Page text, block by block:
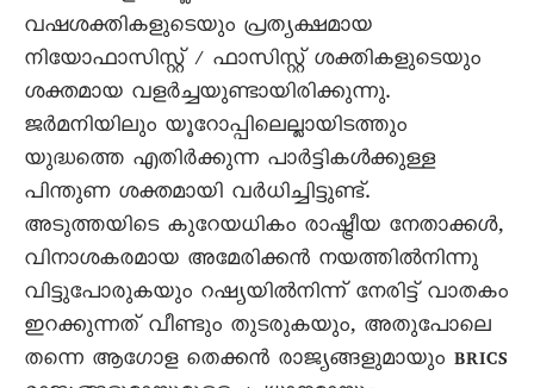
വഷശക്തികളുടെയും പ്രത്യക്ഷമായ
നിയോഫാസിസ്റ്റ് / ഫാസിസ്റ്റ് ശക്തികളുടെയും
ശക്തമായ വളർച്ചയുണ്ടായിരിക്കുന്നു.
ജർമനിയിലും യൂറോപ്പിലെല്ലായിടത്തും
യുദ്ധത്തെ എതിർക്കുന്ന പാർട്ടികൾക്കുള്ള
പിന്തുണ ശക്തമായി വർധിച്ചിട്ടുണ്ട്.
അടുത്തയിടെ കുറേയധികം രാഷ്ട്രീയ നേതാക്കൾ,
വിനാശകരമായ അമേരിക്കൻ നയത്തിൽനിന്നു
വിട്ടുപോരുകയും റഷ്യയിൽനിന്ന് നേരിട്ട് വാതകം
ഇറക്കുന്നത് വീണ്ടും തുടരുകയും, അതുപോലെ
തന്നെ ആഗോള തെക്കൻ രാജ്യങ്ങളുമായും BRICS